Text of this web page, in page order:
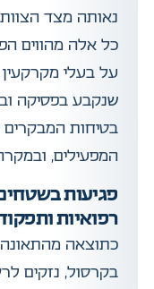
נאותה מצד
כל אלה מהווים
על בעלי מקרקעין
שנקבע בפסיקה
בטיחות
המפעילים,
פגיעות
רפואיות
כתוצאה
בקרסול, נזקים